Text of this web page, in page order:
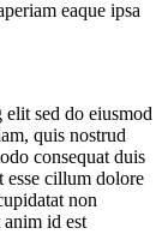
eaque ipsa
sed do eiusmod
quis nostrud
consequat duis
esse cillum dolore
non
id est